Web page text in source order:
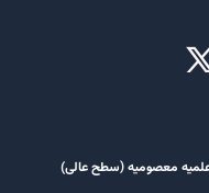
معصومیه‌ (سطح عالی)